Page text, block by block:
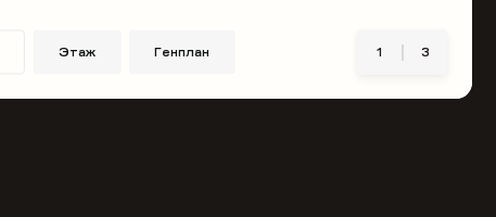
Этаж Генплан 1 3